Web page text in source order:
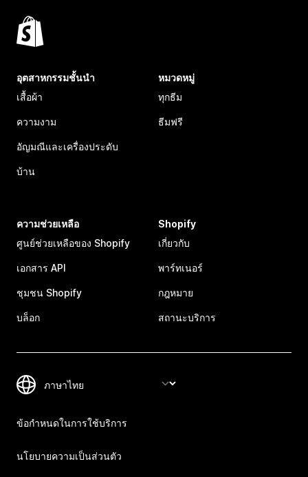
อุตสาหกรรมชั้นนำ
เสื้อผ้า
ความงาม
อัญมณีและเครื่องประดับ
บ้าน
หมวดหมู่
ทุกธีม
ธีมฟรี
ความช่วยเหลือ
ศูนย์ช่วยเหลือของ Shopify
เอกสาร API
ชุมชน Shopify
บล็อก
Shopify
เกี่ยวกับ
พาร์ทเนอร์
กฎหมาย
สถานะบริการ
ข้อกำหนดในการใช้บริการ
นโยบายความเป็นส่วนตัว